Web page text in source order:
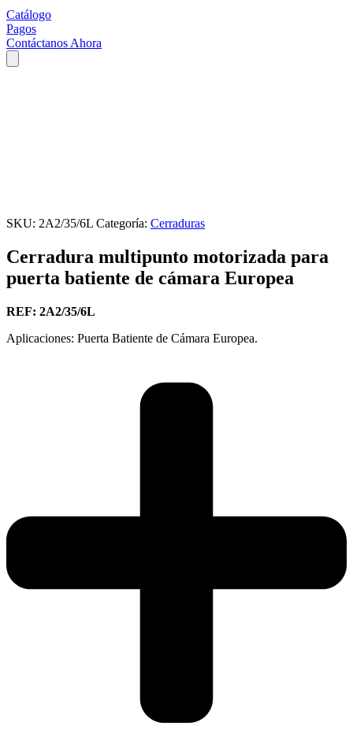
Catálogo
Pagos
Contáctanos Ahora
SKU: 2A2/35/6L Categoría: Cerraduras
Cerradura multipunto motorizada para
puerta batiente de cámara Europea
REF: 2A2/35/6L
Aplicaciones: Puerta Batiente de Cámara Europea.